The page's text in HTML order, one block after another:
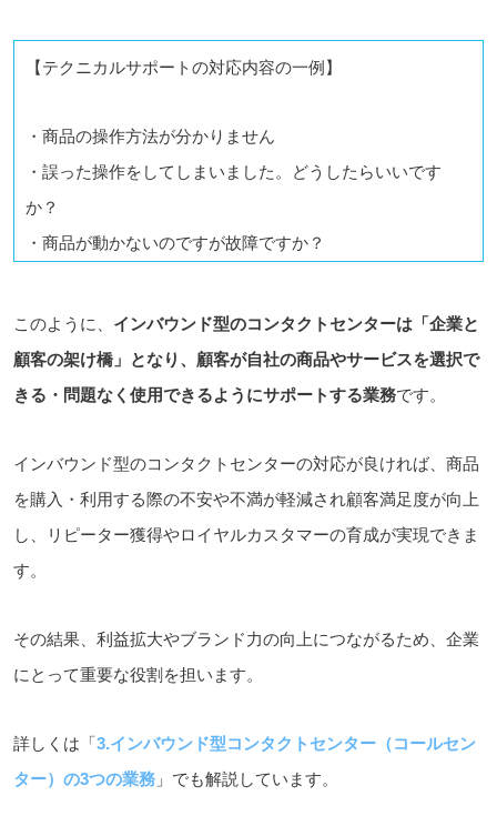
【テクニカルサポートの対応内容の一例】
・商品の操作方法が分かりません
・誤った操作をしてしまいました。どうしたらいいです
か？
・商品が動かないのですが故障ですか？
このように、 インバウンド型のコンタクトセンターは「企業と
顧客の架け橋」となり、顧客が自社の商品やサービスを選択で
きる・問題なく使用できるようにサポートする業務です。
インバウンド型のコンタクトセンターの対応が良ければ、商品
を購入・利用する際の不安や不満が軽減され顧客満足度が向上
し、リピーター獲得やロイヤルカスタマーの育成が実現できま
す。
その結果、利益拡大やブランド力の向上につながるため、企業
にとって重要な役割を担います。
詳しくは「 3.インバウンド型コンタクトセンター（コールセン
ター）の3つの業務 」でも解説しています。